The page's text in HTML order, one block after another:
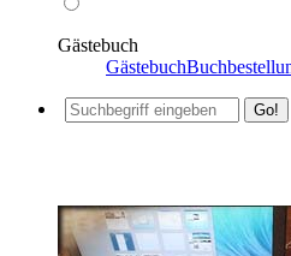
Gästebuch
Gästebuch